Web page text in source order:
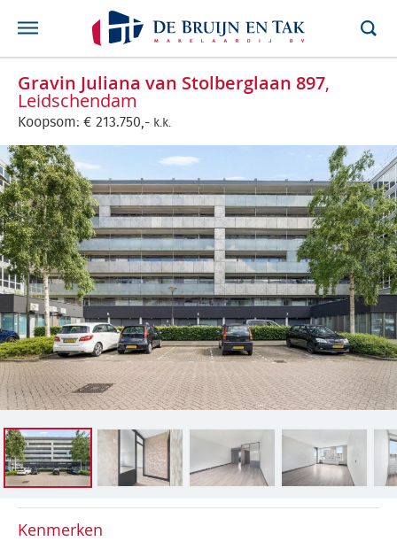
Gravin Juliana van Stolberglaan 897,
Leidschendam
Koopsom: € 213.750,- k.k.
Kenmerken